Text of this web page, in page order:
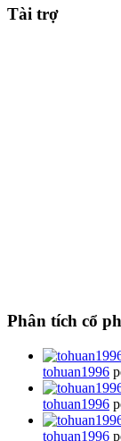
Tài trợ
Phân tích cổ
tohuan1996
tohuan1996
tohuan1996